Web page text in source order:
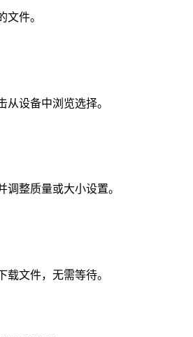
文件。
从设备中浏览选择。
调整质量或大小设置。
载文件，无需等待。